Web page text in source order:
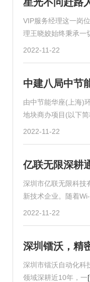
VIP服务经理这一岗
理王晓姣始终秉承一
2022-11-22
中建八局中节
由中节能华座(上海)
地块商办项目(以下
2022-11-22
亿联无限深耕
深圳市亿联无限科技
新技术企业。随着
2022-11-22
深圳镭沃，精
深圳市镭沃自动化科
领域深耕近10年，一